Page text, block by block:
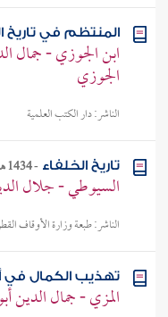
المنتظم في تاريخ
ابن الجوزي - جمال
الجوزي
الناشر:دار الكتب العلمية
تاريخ الخلفاء -1434 هـ - 2013 م
السيوطي - جلال
الناشر:طبعة وزارة الأوقاف
تهذيب الكمال في
المزي - جمال الدين